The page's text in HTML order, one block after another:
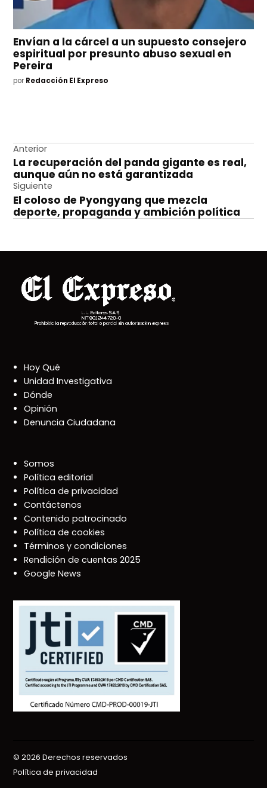
Envían a la cárcel a un supuesto consejero
espiritual por presunto abuso sexual en
Pereira
por Redacción El Expreso
Navegación
de
entradas
Anterior
La recuperación del panda gigante es real,
aunque aún no está garantizada
Siguiente
El coloso de Pyongyang que mezcla
deporte, propaganda y ambición política
Hoy Qué
Unidad Investigativa
Dónde
Opinión
Denuncia Ciudadana
Somos
Política editorial
Política de privacidad
Contáctenos
Contenido patrocinado
Política de cookies
Términos y condiciones
Rendición de cuentas 2025
Google News
© 2026 Derechos reservados
Política de privacidad